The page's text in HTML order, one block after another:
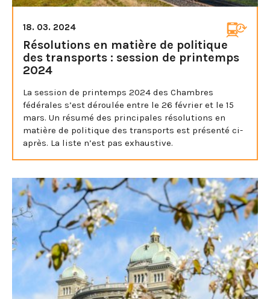
18. 03. 2024
Résolutions en matière de politique
des transports : session de printemps
2024
La session de printemps 2024 des Chambres
fédérales s’est déroulée entre le 26 février et le 15
mars. Un résumé des principales résolutions en
matière de politique des transports est présenté ci-
après. La liste n’est pas exhaustive.